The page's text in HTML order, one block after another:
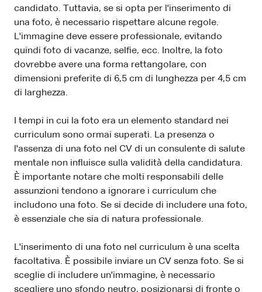
candidato. Tuttavia, se si opta per l'inserimento di
una foto, è necessario rispettare alcune regole.
L'immagine deve essere professionale, evitando
quindi foto di vacanze, selfie, ecc. Inoltre, la foto
dovrebbe avere una forma rettangolare, con
dimensioni preferite di 6,5 cm di lunghezza per 4,5 cm
di larghezza.
I tempi in cui la foto era un elemento standard nei
curriculum sono ormai superati. La presenza o
l'assenza di una foto nel CV di un consulente di salute
mentale non influisce sulla validità della candidatura.
È importante notare che molti responsabili delle
assunzioni tendono a ignorare i curriculum che
includono una foto. Se si decide di includere una foto,
è essenziale che sia di natura professionale.
L'inserimento di una foto nel curriculum è una scelta
facoltativa. È possibile inviare un CV senza foto. Se si
sceglie di includere un'immagine, è necessario
scegliere uno sfondo neutro, posizionarsi di fronte o